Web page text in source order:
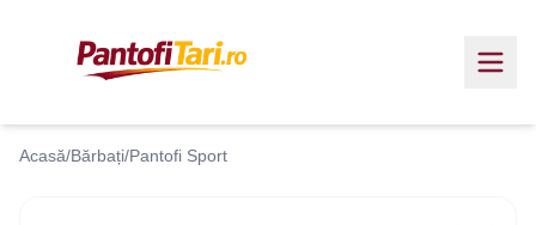
Acasă/Bărbați/Pantofi Sport